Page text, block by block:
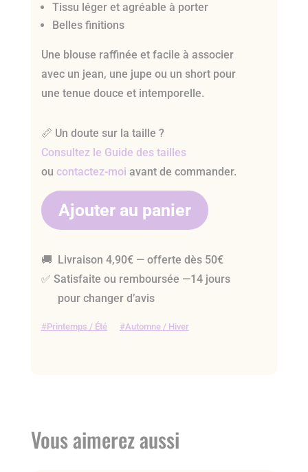
Tissu léger et agréable à porter
Belles finitions
Une blouse raffinée et facile à associer
avec un jean, une jupe ou un short pour
une tenue douce et intemporelle.
📏 Un doute sur la taille ?
Consultez le Guide des tailles
ou contactez-moi avant de commander.
Ajouter au panier
🚚 Livraison 4,90€ — offerte dès 50€
✅ Satisfaite ou remboursée —14 jours
pour changer d’avis
Printemps / Été Automne / Hiver
Vous aimerez aussi